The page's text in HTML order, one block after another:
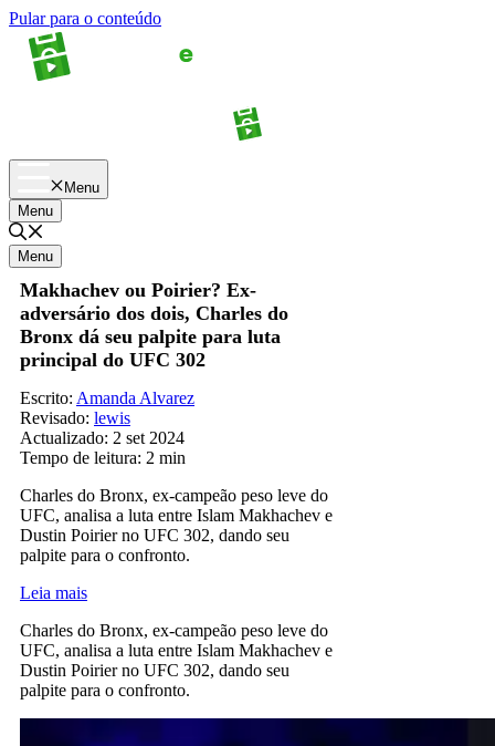
Pular para o conteúdo
Menu
Menu
Menu
Makhachev ou Poirier? Ex-
adversário dos dois, Charles do
Bronx dá seu palpite para luta
principal do UFC 302
Escrito: Amanda Alvarez
Revisado: lewis
Actualizado: 2 set 2024
Tempo de leitura: 2 min
Charles do Bronx, ex-campeão peso leve do
UFC, analisa a luta entre Islam Makhachev e
Dustin Poirier no UFC 302, dando seu
palpite para o confronto.
Leia mais
Charles do Bronx, ex-campeão peso leve do
UFC, analisa a luta entre Islam Makhachev e
Dustin Poirier no UFC 302, dando seu
palpite para o confronto.